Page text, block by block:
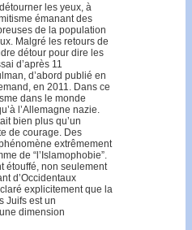
les yeux, à
émanant des
de la population
Malgré les retours de
détour pour dire les
d’après 11
d’abord publié en
en 2011. Dans ce
dans le monde
l’Allemagne nazie.
bien plus qu’un
de courage. Des
extrêmement
de “l’Islamophobie”.
étouffé, non seulement
d’Occidentaux
explicitement que la
Juifs est un
dimension